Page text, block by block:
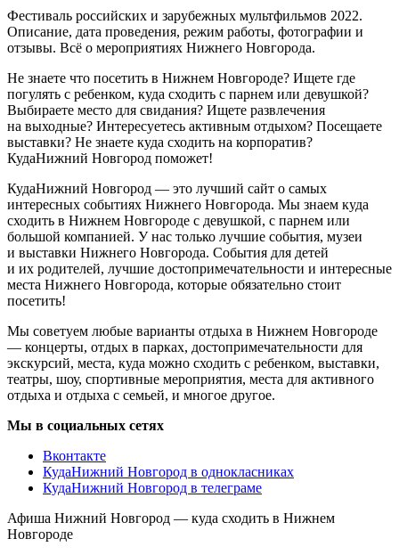
Фестиваль российских и зарубежных мультфильмов 2022.
Описание, дата проведения, режим работы, фотографии и
отзывы. Всё о мероприятиях Нижнего Новгорода.
Не знаете что посетить в Нижнем Новгороде? Ищете где
погулять с ребенком, куда сходить с парнем или девушкой?
Выбираете место для свидания? Ищете развлечения
на выходные? Интересуетесь активным отдыхом? Посещаете
выставки? Не знаете куда сходить на корпоратив?
КудаНижний Новгород поможет!
КудаНижний Новгород — это лучший сайт о самых
интересных событиях Нижнего Новгорода. Мы знаем куда
сходить в Нижнем Новгороде с девушкой, с парнем или
большой компанией. У нас только лучшие события, музеи
и выставки Нижнего Новгорода. События для детей
и их родителей, лучшие достопримечательности и интересные
места Нижнего Новгорода, которые обязательно стоит
посетить!
Мы советуем любые варианты отдыха в Нижнем Новгороде
— концерты, отдых в парках, достопримечательности для
экскурсий, места, куда можно сходить с ребенком, выставки,
театры, шоу, спортивные мероприятия, места для активного
отдыха и отдыха с семьей, и многое другое.
Мы в социальных сетях
Вконтакте
КудаНижний Новгород в однокласниках
КудаНижний Новгород в телеграме
Афиша Нижний Новгород — куда сходить в Нижнем
Новгороде